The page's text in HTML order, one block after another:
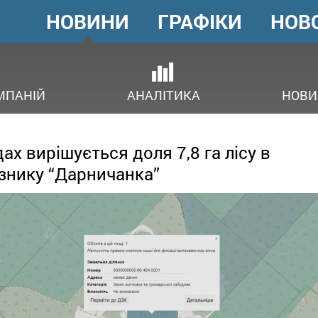
ГОЛОВНЕ
МЕНЮ
НОВИНИ
АНАЛІТИКА
ГРАФІКИ
вирішується доля 7,8 га лісу в
“Дарничанка”